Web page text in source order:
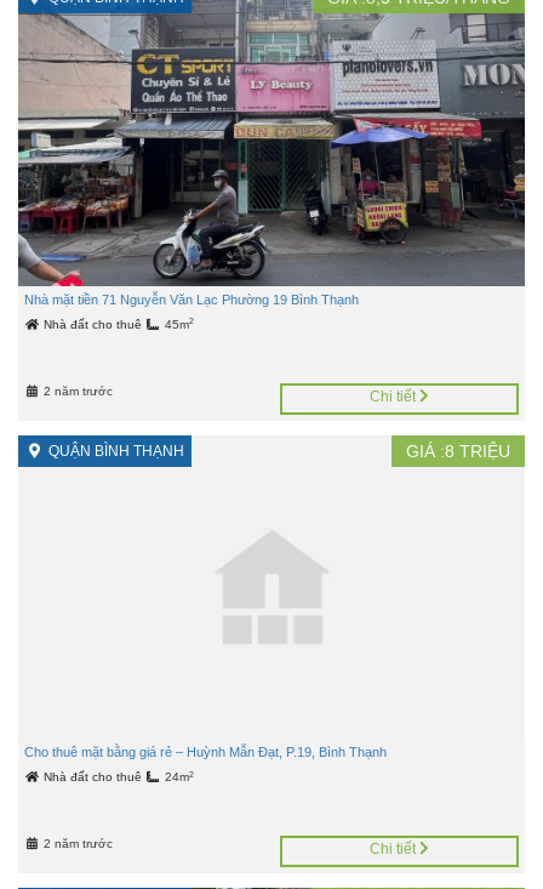
Nhà mặt tiền 71 Nguyễn Văn Lạc Phường 19 Bình Thạnh
Nhà đất cho thuê 45m2
2 năm trước Chi tiết
QUẬN BÌNH THẠNH GIÁ :8 TRIỆU
Cho thuê mặt bằng giá rẻ – Huỳnh Mẫn Đạt, P.19, Bình Thạnh
Nhà đất cho thuê 24m2
2 năm trước Chi tiết